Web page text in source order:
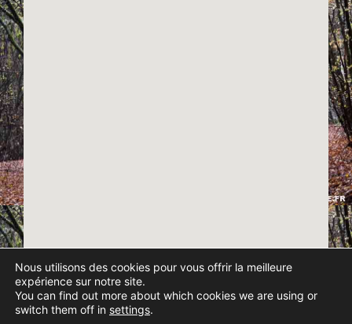
Nous utilisons des cookies pour vous offrir la meilleure
expérience sur notre site.
You can find out more about which cookies we are using or
switch them off in settings.